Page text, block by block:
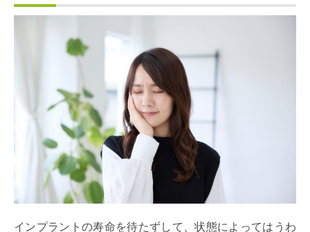
インプラントの寿命を待たずして、状態によってはうわ